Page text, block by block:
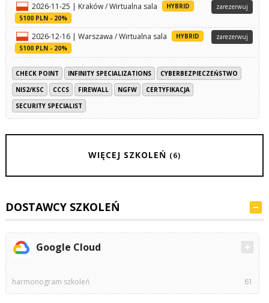
2026-11-25 | Kraków / Wirtualna sala
HYBRID
5100 PLN - 20%
zarezerwuj
2026-12-16 | Warszawa / Wirtualna sala
HYBRID
5100 PLN - 20%
zarezerwuj
CHECK POINT INFINITY SPECIALIZATIONS
CYBERBEZPIECZEŃSTWO
NIS2/KSC
CCCS FIREWALL NGFW
CERTYFIKACJA
SECURITY SPECIALIST
WIĘCEJ SZKOLEŃ (6)
DOSTAWCY SZKOLEŃ
Google Cloud
harmonogram szkoleń 61